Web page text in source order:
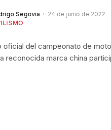
Segovia
24 de junio de 2022
oficial del campeonato de
reconocida marca china